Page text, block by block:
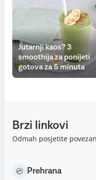
Jutarnji kaos? 3
smoothija za ponijeti
gotova za 5 minuta
Brzi linkovi
Odmah posjetite
Prehrana